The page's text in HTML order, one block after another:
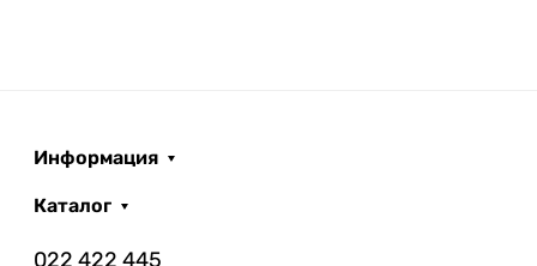
Информация
Каталог
022 422 445